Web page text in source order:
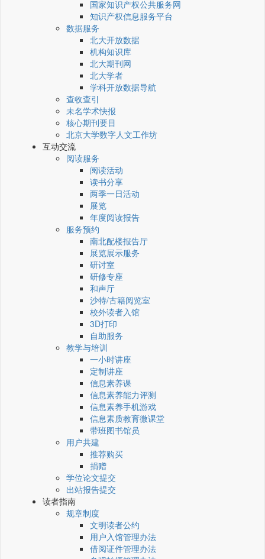
国家知识产权公共服务网
知识产权信息服务平台
数据服务
北大开放数据
机构知识库
北大期刊网
北大学者
学科开放数据导航
查收查引
未名学术快报
核心期刊要目
北京大学数字人文工作坊
互动交流
阅读服务
阅读活动
读书分享
两季一日活动
展览
年度阅读报告
服务预约
南北配楼报告厅
展览展示服务
研讨室
研修专座
和声厅
沙特/古籍阅览室
校外读者入馆
3D打印
自助服务
教学与培训
一小时讲座
定制讲座
信息素养课
信息素养能力评测
信息素养手机游戏
信息素质教育微课堂
带班图书馆员
用户共建
推荐购买
捐赠
学位论文提交
出站报告提交
读者指南
规章制度
文明读者公约
用户入馆管理办法
借阅证件管理办法